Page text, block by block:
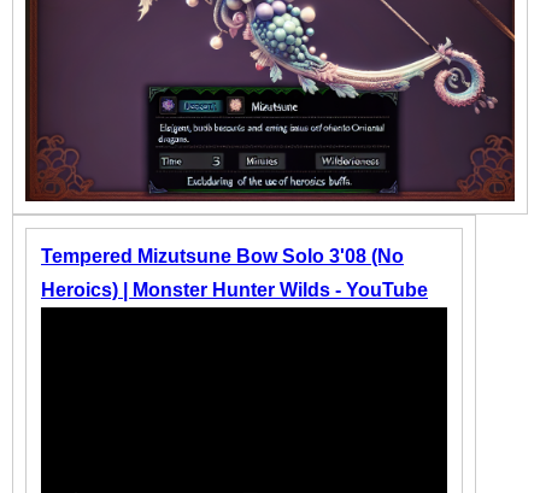
Tempered Mizutsune Bow Solo 3'08 (No
Heroics) | Monster Hunter Wilds - YouTube